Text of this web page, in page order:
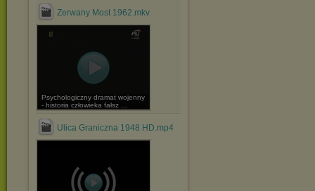
Zerwany Most 1962.mkv
Psychologiczny dramat wojenny
- historia człowieka fałsz ...
Ulica Graniczna 1948 HD.mp4